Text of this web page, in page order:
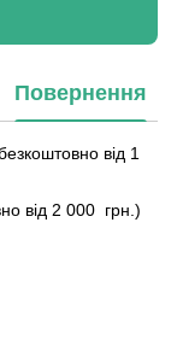
Повернення
від 1
від 2 000 грн.)